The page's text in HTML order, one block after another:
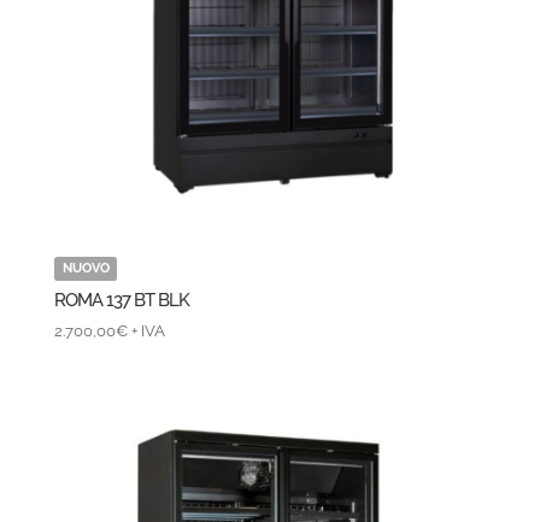
NUOVO
ROMA 137 BT BLK
2.700,00€ + IVA